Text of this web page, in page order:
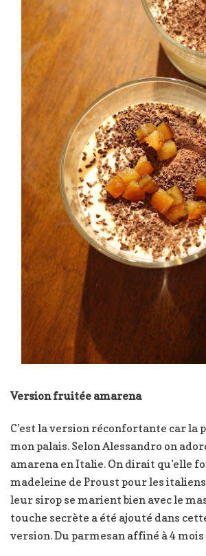
Version fruitée amarena
C’est la version réconfortante car la
mon palais. Selon Alessandro on
amarena en Italie. On dirait qu’elle
madeleine de Proust pour les
leur sirop se marient bien avec le
touche secrète a été ajouté dans
version. Du parmesan affiné à 4 mois